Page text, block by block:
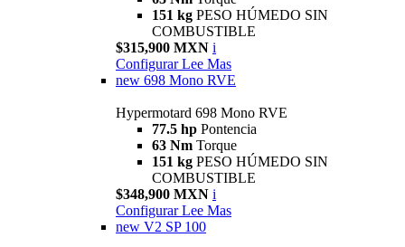
151 kg PESO HÚMEDO SIN
COMBUSTIBLE
$315,900 MXN i
Configurar Lee Mas
new 698 Mono RVE
Hypermotard 698 Mono RVE
77.5 hp Pontencia
63 Nm Torque
151 kg PESO HÚMEDO SIN
COMBUSTIBLE
$348,900 MXN i
Configurar Lee Mas
new V2 SP 100